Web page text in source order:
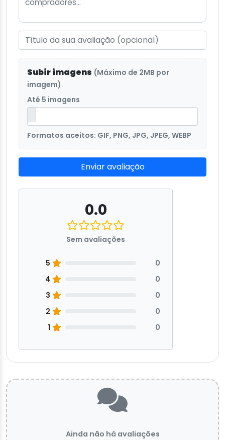
Subir imagens (Máximo de 2MB por
imagem)
Até 5 imagens
Formatos aceitos: GIF, PNG, JPG, JPEG, WEBP
Enviar avaliação
0.0
Sem avaliações
5
0
4
0
3
0
2
0
1
0
Ainda não há avaliações